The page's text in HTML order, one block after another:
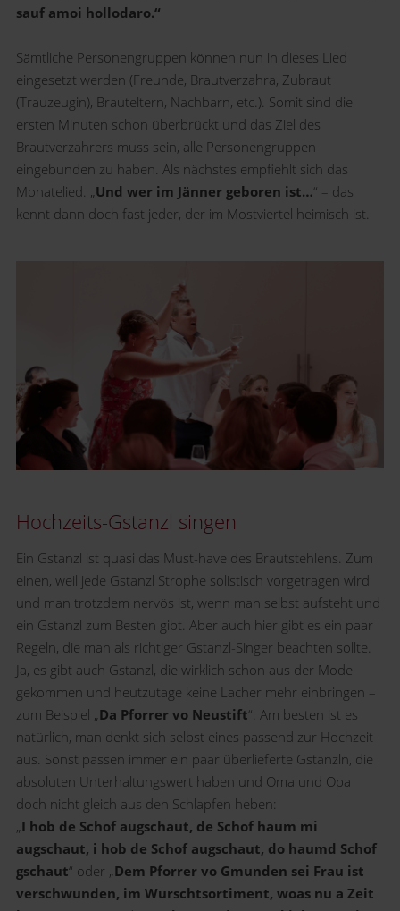
sauf amoi hollodaro.“
Sämtliche Personengruppen können nun in dieses Lied
eingesetzt werden (Freunde, Brautverzahra, Zubraut
(Trauzeugin), Brauteltern, Nachbarn, etc.). Somit sind die
ersten Minuten schon überbrückt und das Ziel des
Brautverzahrers muss sein, alle Personengruppen
eingebunden zu haben. Als nächstes empfiehlt sich das
Monatelied. „ Und wer im Jänner geboren ist…“ – das
kennt dann doch fast jeder, der im Mostviertel heimisch ist.
Hochzeits-Gstanzl singen
Ein Gstanzl ist quasi das Must-have des Brautstehlens. Zum
einen, weil jede Gstanzl Strophe solistisch vorgetragen wird
und man trotzdem nervös ist, wenn man selbst aufsteht und
ein Gstanzl zum Besten gibt. Aber auch hier gibt es ein paar
Regeln, die man als richtiger Gstanzl-Singer beachten sollte.
Ja, es gibt auch Gstanzl, die wirklich schon aus der Mode
gekommen und heutzutage keine Lacher mehr einbringen –
zum Beispiel „ Da Pforrer vo Neustift“. Am besten ist es
natürlich, man denkt sich selbst eines passend zur Hochzeit
aus. Sonst passen immer ein paar überlieferte Gstanzln, die
absoluten Unterhaltungswert haben und Oma und Opa
doch nicht gleich aus den Schlapfen heben:
„ I hob de Schof augschaut, de Schof haum mi
augschaut, i hob de Schof augschaut, do haumd Schof
gschaut“ oder „ Dem Pforrer vo Gmunden sei Frau ist
verschwunden, im Wurschtsortiment, woas nu a Zeit